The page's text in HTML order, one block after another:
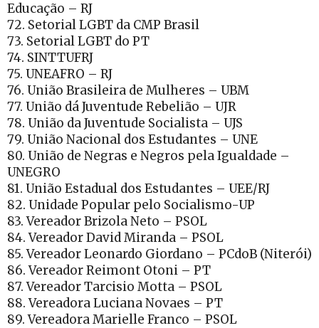
Educação – RJ
72. Setorial LGBT da CMP Brasil
73. Setorial LGBT do PT
74. SINTTUFRJ
75. UNEAFRO – RJ
76. União Brasileira de Mulheres – UBM
77. União dá Juventude Rebelião – UJR
78. União da Juventude Socialista – UJS
79. União Nacional dos Estudantes – UNE
80. União de Negras e Negros pela Igualdade –
UNEGRO
81. União Estadual dos Estudantes – UEE/RJ
82. Unidade Popular pelo Socialismo-UP
83. Vereador Brizola Neto – PSOL
84. Vereador David Miranda – PSOL
85. Vereador Leonardo Giordano – PCdoB (Niterói)
86. Vereador Reimont Otoni – PT
87. Vereador Tarcisio Motta – PSOL
88. Vereadora Luciana Novaes – PT
89. Vereadora Marielle Franco – PSOL